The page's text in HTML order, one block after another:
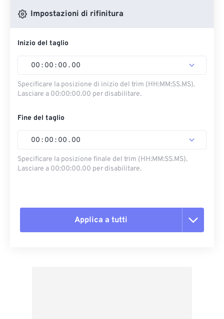
Impostazioni di rifinitura
Inizio del taglio
00 : 00 : 00 . 00
Specificare la posizione di inizio del trim (HH:MM:SS.MS).
Lasciare a 00:00:00.00 per disabilitare.
Fine del taglio
00 : 00 : 00 . 00
Specificare la posizione finale del trim (HH:MM:SS.MS).
Lasciare a 00:00:00.00 per disabilitare.
Applica a tutti